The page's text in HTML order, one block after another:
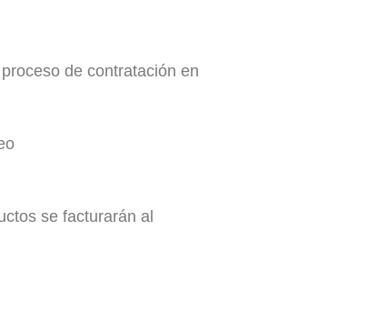
de contratación en
se facturarán al